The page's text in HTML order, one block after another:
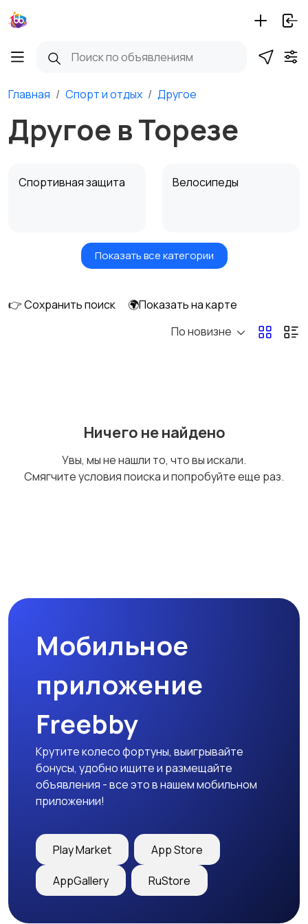
Главная Спорт и отдых Другое
Другое в Торезе
Спортивная защита Велосипеды
Самокаты и
Водные виды спорта
Тренажеры и фитнес Спортивное питание
Другое
Показать все категории
👉 Сохранить поиск
🌍Показать на карте
По новизне
Ничего не найдено
Увы, мы не нашли то, что вы искали.
Смягчите условия поиска и попробуйте еще раз.
Мобильное
приложение
Freebby
Крутите колесо фортуны, выигрывайте
бонусы, удобно ищите и размещайте
объявления - все это в нашем мобильном
приложении!
Play Market App Store
AppGallery RuStore